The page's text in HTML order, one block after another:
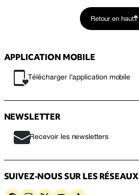
Retour en haut
APPLICATION MOBILE
Télécharger l’application mobile
NEWSLETTER
Recevoir les newsletters
SUIVEZ-NOUS SUR LES RÉSEAUX